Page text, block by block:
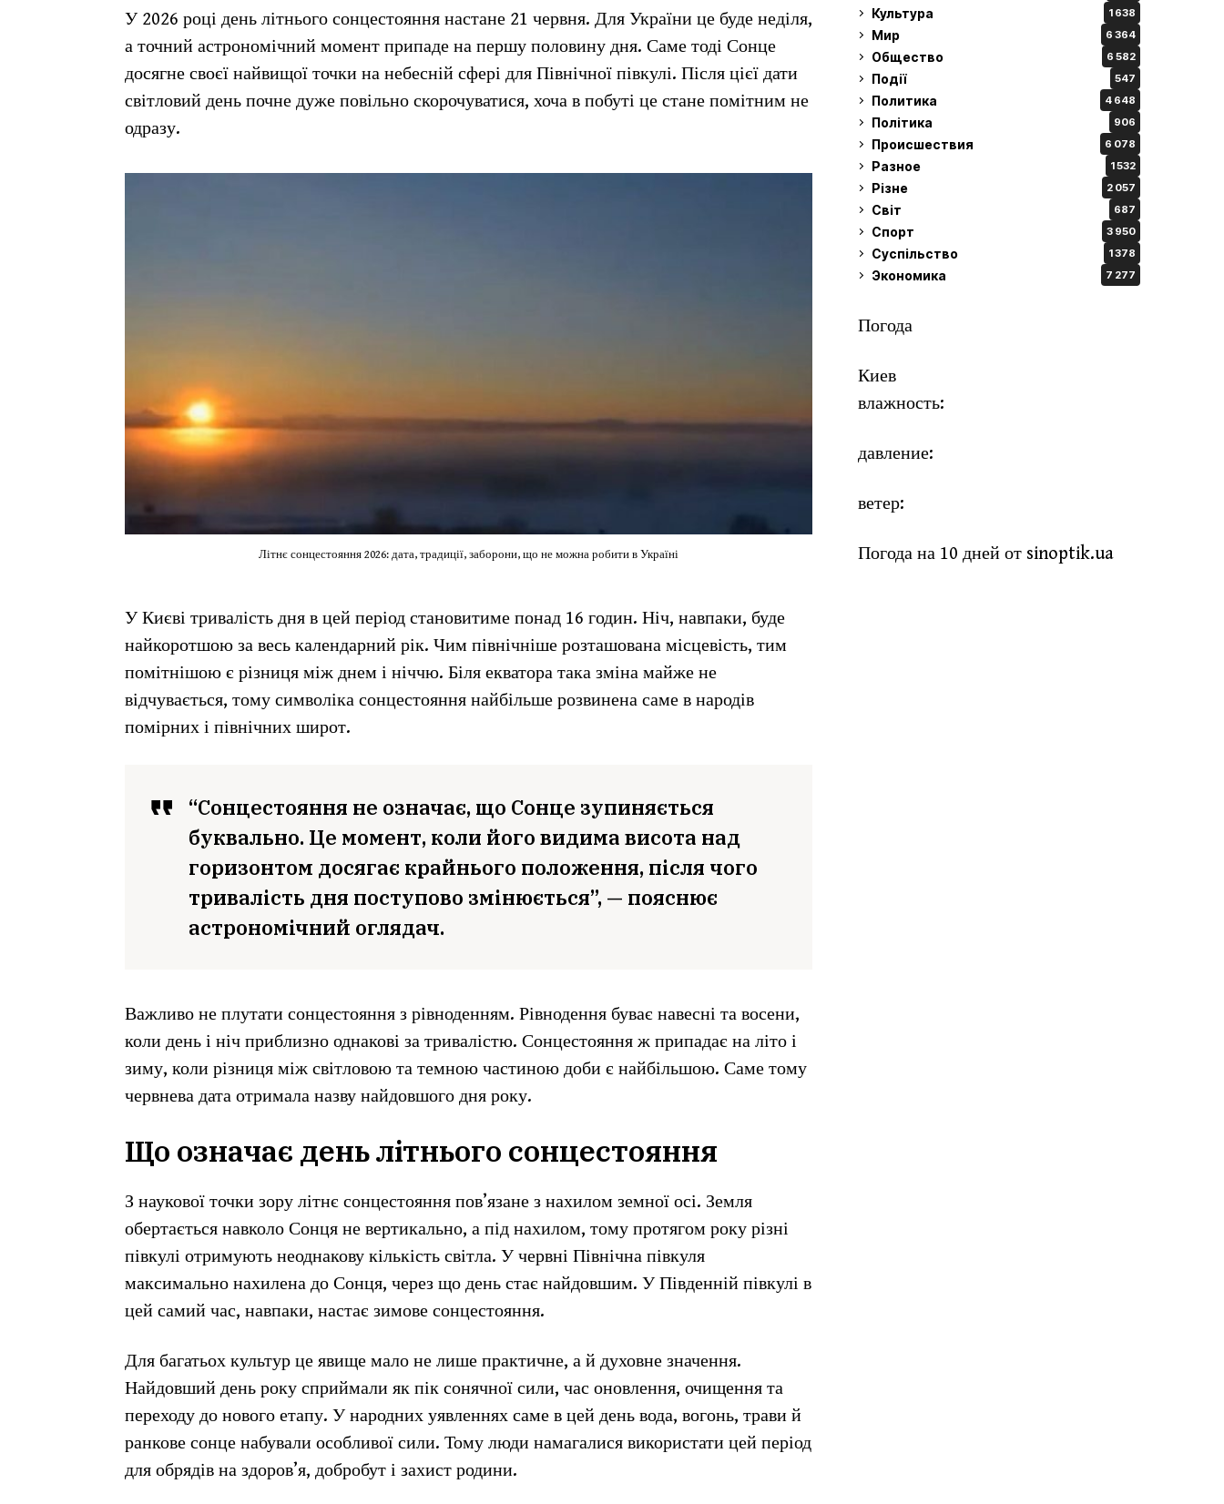
У 2026 році день літнього сонцестояння настане 21 червня. Для України це буде неділя,
а точний астрономічний момент припаде на першу половину дня. Саме тоді Сонце
досягне своєї найвищої точки на небесній сфері для Північної півкулі. Після цієї дати
світловий день почне дуже повільно скорочуватися, хоча в побуті це стане помітним не
одразу.
Літнє сонцестояння 2026: дата, традиції, заборони, що не можна робити в Україні
У Києві тривалість дня в цей період становитиме понад 16 годин. Ніч, навпаки, буде
найкоротшою за весь календарний рік. Чим північніше розташована місцевість, тим
помітнішою є різниця між днем і ніччю. Біля екватора така зміна майже не
відчувається, тому символіка сонцестояння найбільше розвинена саме в народів
помірних і північних широт.
“Сонцестояння не означає, що Сонце зупиняється
буквально. Це момент, коли його видима висота над
горизонтом досягає крайнього положення, після чого
тривалість дня поступово змінюється”, — пояснює
астрономічний оглядач.
Важливо не плутати сонцестояння з рівноденням. Рівнодення буває навесні та восени,
коли день і ніч приблизно однакові за тривалістю. Сонцестояння ж припадає на літо і
зиму, коли різниця між світловою та темною частиною доби є найбільшою. Саме тому
червнева дата отримала назву найдовшого дня року.
Що означає день літнього сонцестояння
З наукової точки зору літнє сонцестояння пов’язане з нахилом земної осі. Земля
обертається навколо Сонця не вертикально, а під нахилом, тому протягом року різні
півкулі отримують неоднакову кількість світла. У червні Північна півкуля
максимально нахилена до Сонця, через що день стає найдовшим. У Південній півкулі в
цей самий час, навпаки, настає зимове сонцестояння.
Для багатьох культур це явище мало не лише практичне, а й духовне значення.
Найдовший день року сприймали як пік сонячної сили, час оновлення, очищення та
переходу до нового етапу. У народних уявленнях саме в цей день вода, вогонь, трави й
ранкове сонце набували особливої сили. Тому люди намагалися використати цей період
для обрядів на здоров’я, добробут і захист родини.
Культура 1 638
Мир 6 364
Общество 6 582
Події 547
Политика 4 648
Політика 906
Происшествия 6 078
Разное 1 532
Різне 2 057
Світ 687
Спорт 3 950
Суспільство 1 378
Экономика 7 277
Погода
Киев
влажность:
давление:
ветер:
Погода на 10 дней от sinoptik.ua